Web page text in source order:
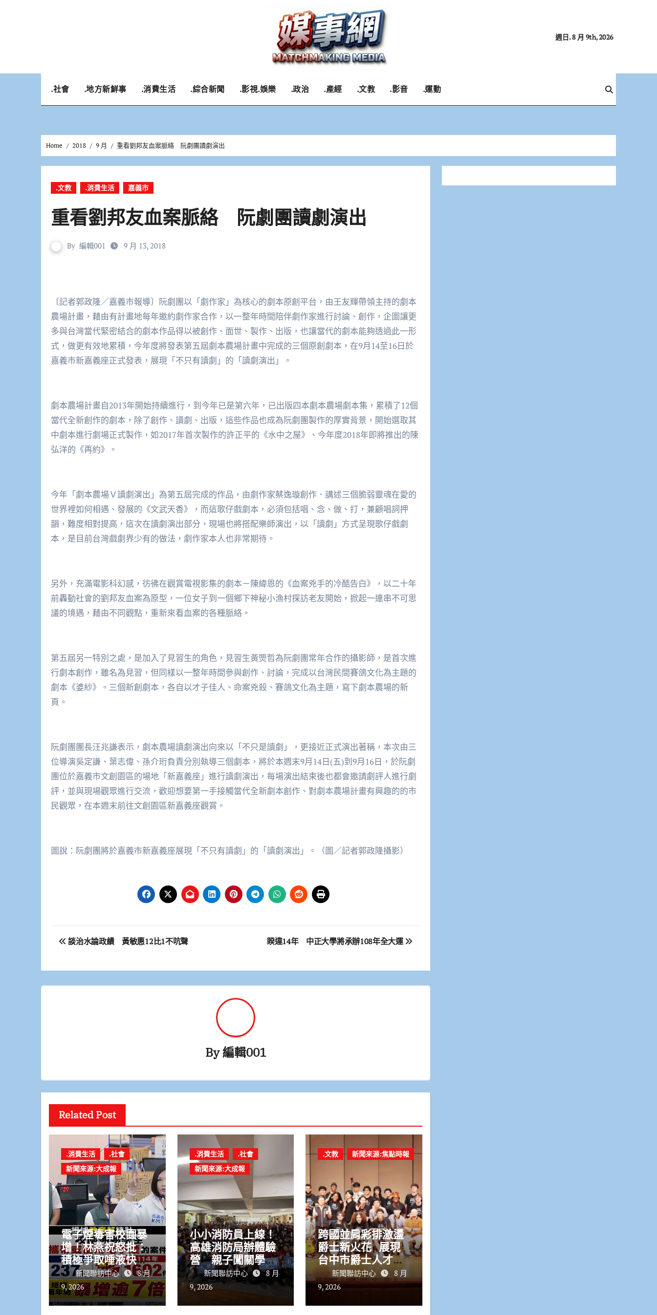
週日. 8 月 9th, 2026
.社會 .地方新鮮事 .消費生活 .綜合新聞 .影視.娛樂 .政治 .產經 .文教 .影音 .運動
Home 2018 9 月 重看劉邦友血案脈絡 阮劇團讀劇演出
.文教 .消費生活 嘉義市
重看劉邦友血案脈絡 阮劇團讀劇演出
By 編輯001 9 月 13, 2018
〔記者郭政隆／嘉義市報導〕阮劇團以「劇作家」為核心的劇本原創平台，由王友輝帶領主持的劇本
農場計畫，藉由有計畫地每年邀約劇作家合作，以一整年時間陪伴劇作家進行討論、創作，企圖讓更
多與台灣當代緊密結合的劇本作品得以被創作、面世、製作、出版，也讓當代的劇本能夠透過此一形
式，做更有效地累積，今年度將發表第五屆劇本農場計畫中完成的三個原創劇本，在9月14至16日於
嘉義市新嘉義座正式發表，展現「不只有讀劇」的「讀劇演出」。
劇本農場計畫自2013年開始持續進行，到今年已是第六年，已出版四本劇本農場劇本集，累積了12個
當代全新創作的劇本，除了創作、讀劇、出版，這些作品也成為阮劇團製作的厚實背景，開始選取其
中劇本進行劇場正式製作，如2017年首次製作的許正平的《水中之屋》、今年度2018年即將推出的陳
弘洋的《再約》。
今年「劇本農場Ｖ讀劇演出」為第五屆完成的作品，由劇作家蔡逸璇創作．講述三個脆弱靈魂在愛的
世界裡如何相遇、發展的《文武天香》，而這歌仔戲劇本，必須包括唱、念、做、打，兼顧唱詞押
韻，難度相對提高，這次在讀劇演出部分，現場也將搭配樂師演出，以「讀劇」方式呈現歌仔戲劇
本，是目前台灣戲劇界少有的做法，劇作家本人也非常期待。
另外，充滿電影科幻感，彷彿在觀賞電視影集的劇本－陳緯恩的《血案兇手的冷酷告白》，以二十年
前轟動社會的劉邦友血案為原型，一位女子到一個鄉下神秘小漁村探訪老友開始，掀起一連串不可思
議的境遇，藉由不同觀點，重新來看血案的各種脈絡。
第五屆另一特別之處，是加入了見習生的角色，見習生黃煚哲為阮劇團常年合作的攝影師，是首次進
行劇本創作，雖名為見習，但同樣以一整年時間參與創作、討論，完成以台灣民間賽鴿文化為主題的
劇本《婆紗》。三個新創劇本，各自以才子佳人、命案兇殺、賽鴿文化為主題，寫下劇本農場的新
頁。
阮劇團團長汪兆謙表示，劇本農場讀劇演出向來以「不只是讀劇」，更接近正式演出著稱，本次由三
位導演吳定謙、葉志偉、孫介珩負責分別執導三個劇本，將於本週末9月14日(五)到9月16日，於阮劇
團位於嘉義市文創園區的場地「新嘉義座」進行讀劇演出，每場演出結束後也都會邀請劇評人進行劇
評，並與現場觀眾進行交流，歡迎想要第一手接觸當代全新劇本創作、對劇本農場計畫有興趣的的市
民觀眾，在本週末前往文創園區新嘉義座觀賞。
圖說：阮劇團將於嘉義市新嘉義座展現「不只有讀劇」的「讀劇演出」。（圖／記者郭政隆攝影）
文
導
談治水論政績 黃敏惠12比1不吭聲 睽違14年 中正大學將承辦108年全大運
By編輯001
Related Post
.消費生活
.社會
新聞來源:大成報
電子煙毒害校園暴
增！林燕祝怒批：
積極爭取唾液快篩
沒下文
新聞聯訪中心
8 月
9, 2026
.消費生活
.社會
新聞來源:大成報
小小消防員上線！
高雄消防局辦體驗
營 親子闖關學防
災 新聞聯訪中心
8 月
9, 2026
.文教 新聞來源:焦點時報
跨國並肩彩排激盪
爵士新火花 展現
台中市爵士人才培
育成果
新聞聯訪中心
8 月
9, 2026